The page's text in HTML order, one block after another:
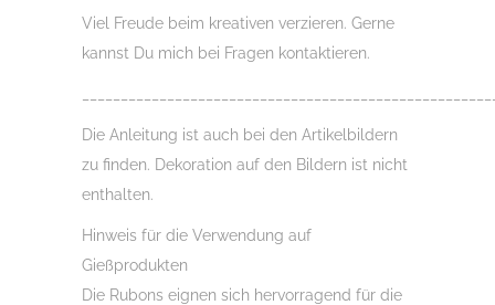
Viel Freude beim kreativen verzieren. Gerne
kannst Du mich bei Fragen kontaktieren.
Die Anleitung ist auch bei den Artikelbildern
zu finden. Dekoration auf den Bildern ist nicht
enthalten.
Hinweis für die Verwendung auf
Gießprodukten
Die Rubons eignen sich hervorragend für die